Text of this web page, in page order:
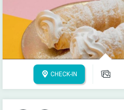
CHECK-IN